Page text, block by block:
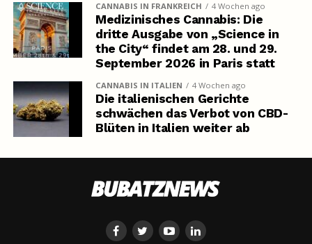
CANNABIS IN FRANKREICH 4 Wochen ago
Medizinisches Cannabis: Die
dritte Ausgabe von „Science in
the City“ findet am 28. und 29.
September 2026 in Paris statt
CANNABIS IN ITALIEN 4 Wochen ago
Die italienischen Gerichte
schwächen das Verbot von CBD-
Blüten in Italien weiter ab